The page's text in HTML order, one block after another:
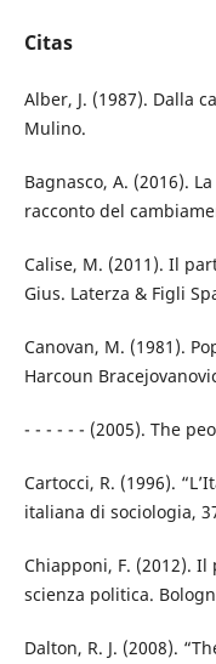
Citas
Alber, J. (1987). Dalla
Mulino.
Bagnasco, A. (2016).
racconto del
Calise, M. (2011). Il
Gius. Laterza & Figli
Canovan, M. (1981).
Harcoun
- - - - - - (2005). The
Cartocci, R. (1996).
italiana di sociologia,
Chiapponi, F. (2012).
scienza politica.
Dalton, R. J. (2008).